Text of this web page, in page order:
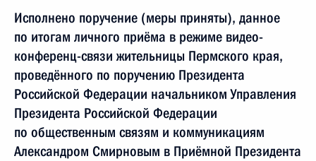
Исполнено поручение (меры приняты), данное
по итогам личного приёма в режиме видео-
конференц-связи жительницы Пермского края,
проведённого по поручению Президента
Российской Федерации начальником Управления
Президента Российской Федерации
по общественным связям и коммуникациям
Александром Смирновым в Приёмной Президента